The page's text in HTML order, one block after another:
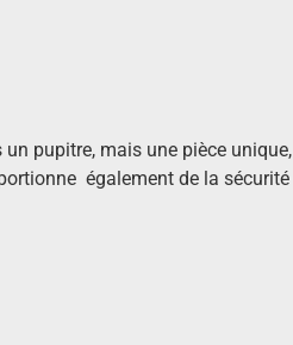
pupitre, mais une pièce unique,
également de la sécurité